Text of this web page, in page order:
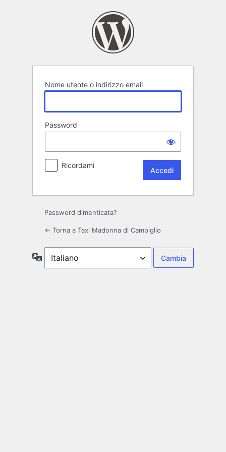
Nome utente o indirizzo email
Password
Ricordami
Password dimenticata?
← Torna a Taxi Madonna di Campiglio
Lingua